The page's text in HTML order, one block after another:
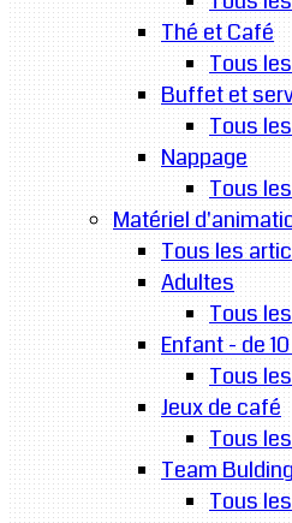
Thé et Café
Tous
Buffet et
Tous
Nappage
Tous
Matériel
Tous les
Adultes
Tous
Enfant - de
Tous
Jeux de café
Tous
Team
Tous